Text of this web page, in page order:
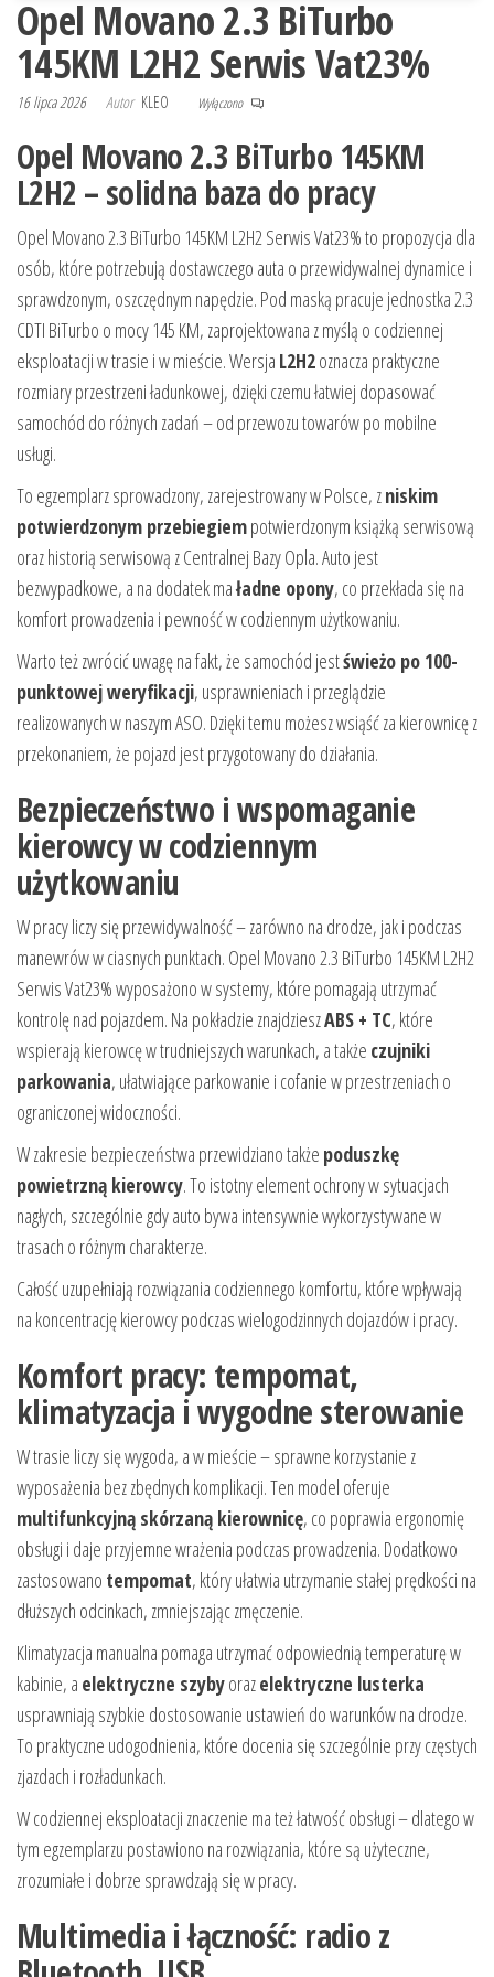
Opel Movano 2.3 BiTurbo
145KM L2H2 Serwis Vat23%
16 lipca 2026 Autor KLEO Wyłączono
Opel Movano 2.3 BiTurbo 145KM
L2H2 – solidna baza do pracy
Opel Movano 2.3 BiTurbo 145KM L2H2 Serwis Vat23% to propozycja dla
osób, które potrzebują dostawczego auta o przewidywalnej dynamice i
sprawdzonym, oszczędnym napędzie. Pod maską pracuje jednostka 2.3
CDTI BiTurbo o mocy 145 KM, zaprojektowana z myślą o codziennej
eksploatacji w trasie i w mieście. Wersja L2H2oznacza praktyczne
rozmiary przestrzeni ładunkowej, dzięki czemu łatwiej dopasować
samochód do różnych zadań – od przewozu towarów po mobilne
usługi.
To egzemplarz sprowadzony, zarejestrowany w Polsce, zniskim
potwierdzonym przebiegiempotwierdzonym książką serwisową
oraz historią serwisową z Centralnej Bazy Opla. Auto jest
bezwypadkowe, a na dodatek maładne opony, co przekłada się na
komfort prowadzenia i pewność w codziennym użytkowaniu.
Warto też zwrócić uwagę na fakt, że samochód jestświeżo po 100-
punktowej weryfikacji, usprawnieniach i przeglądzie
realizowanych w naszym ASO. Dzięki temu możesz wsiąść za kierownicę z
przekonaniem, że pojazd jest przygotowany do działania.
Bezpieczeństwo i wspomaganie
kierowcy w codziennym
użytkowaniu
W pracy liczy się przewidywalność – zarówno na drodze, jak i podczas
manewrów w ciasnych punktach. Opel Movano 2.3 BiTurbo 145KM L2H2
Serwis Vat23% wyposażono w systemy, które pomagają utrzymać
kontrolę nad pojazdem. Na pokładzie znajdzieszABS + TC, które
wspierają kierowcę w trudniejszych warunkach, a także czujniki
parkowania, ułatwiające parkowanie i cofanie w przestrzeniach o
ograniczonej widoczności.
W zakresie bezpieczeństwa przewidziano także poduszkę
powietrzną kierowcy. To istotny element ochrony w sytuacjach
nagłych, szczególnie gdy auto bywa intensywnie wykorzystywane w
trasach o różnym charakterze.
Całość uzupełniają rozwiązania codziennego komfortu, które wpływają
na koncentrację kierowcy podczas wielogodzinnych dojazdów i pracy.
Komfort pracy: tempomat,
klimatyzacja i wygodne sterowanie
W trasie liczy się wygoda, a w mieście – sprawne korzystanie z
wyposażenia bez zbędnych komplikacji. Ten model oferuje
multifunkcyjną skórzaną kierownicę, co poprawia ergonomię
obsługi i daje przyjemne wrażenia podczas prowadzenia. Dodatkowo
zastosowano tempomat, który ułatwia utrzymanie stałej prędkości na
dłuższych odcinkach, zmniejszając zmęczenie.
Klimatyzacja manualna pomaga utrzymać odpowiednią temperaturę w
kabinie, a elektryczne szybyorazelektryczne lusterka
usprawniają szybkie dostosowanie ustawień do warunków na drodze.
To praktyczne udogodnienia, które docenia się szczególnie przy częstych
zjazdach i rozładunkach.
W codziennej eksploatacji znaczenie ma też łatwość obsługi – dlatego w
tym egzemplarzu postawiono na rozwiązania, które są użyteczne,
zrozumiałe i dobrze sprawdzają się w pracy.
Multimedia i łączność: radio z